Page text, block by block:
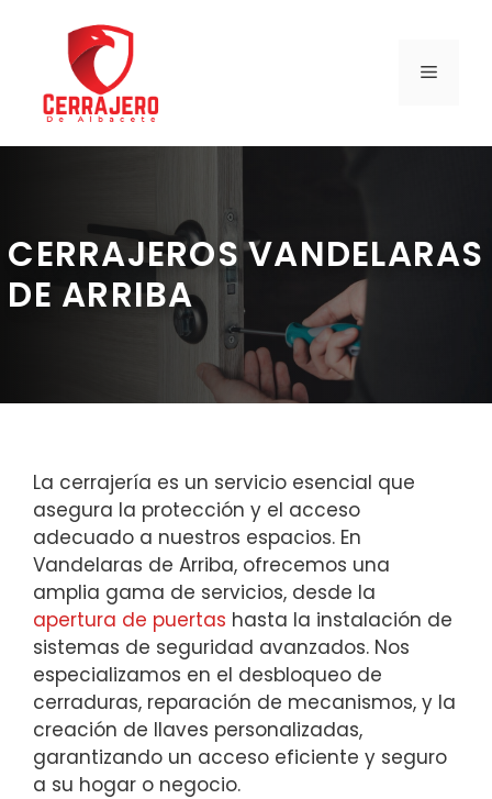
contenido
MENÚ
CERRAJEROS VANDELARAS
DE ARRIBA
La cerrajería es un servicio esencial que
asegura la protección y el acceso
adecuado a nuestros espacios. En
Vandelaras de Arriba, ofrecemos una
amplia gama de servicios, desde la
apertura de puertas hasta la instalación de
sistemas de seguridad avanzados. Nos
especializamos en el desbloqueo de
cerraduras, reparación de mecanismos, y la
creación de llaves personalizadas,
garantizando un acceso eficiente y seguro
a su hogar o negocio.